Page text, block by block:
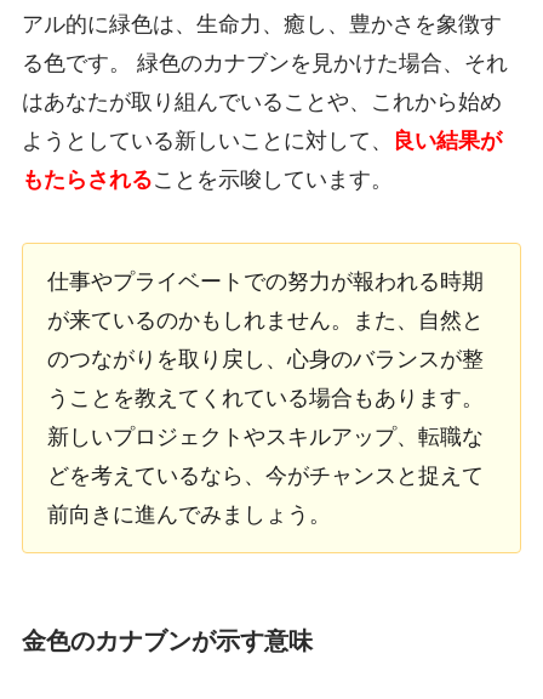
アル的に緑色は、生命力、癒し、豊かさを象徴す
る色です。 緑色のカナブンを見かけた場合、それ
はあなたが取り組んでいることや、これから始め
ようとしている新しいことに対して、
良い結果が
もたらされることを示唆しています。
仕事やプライベートでの努力が報われる時期
が来ているのかもしれません。また、自然と
のつながりを取り戻し、心身のバランスが整
うことを教えてくれている場合もあります。
新しいプロジェクトやスキルアップ、転職な
どを考えているなら、今がチャンスと捉えて
前向きに進んでみましょう。
金色のカナブンが示す意味